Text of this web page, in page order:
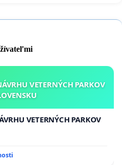
11 Košice,0905 384171
Slovenského zväzu
Košice)
VETERNÝCH PARKOV
VETERNÝCH PARKOV